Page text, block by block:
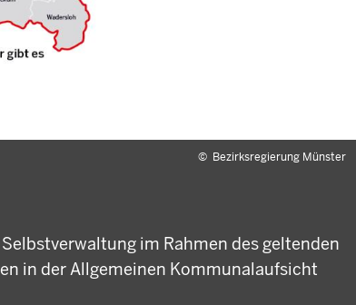
© Bezirksregierung Münster
im Rahmen des geltenden
in der Allgemeinen Kommunalaufsicht